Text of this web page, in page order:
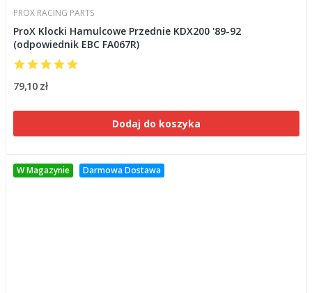
PROX RACING PARTS
ProX Klocki Hamulcowe Przednie KDX200 '89-92
(odpowiednik EBC FA067R)
79,10 zł
Dodaj do koszyka
W Magazynie Darmowa Dostawa